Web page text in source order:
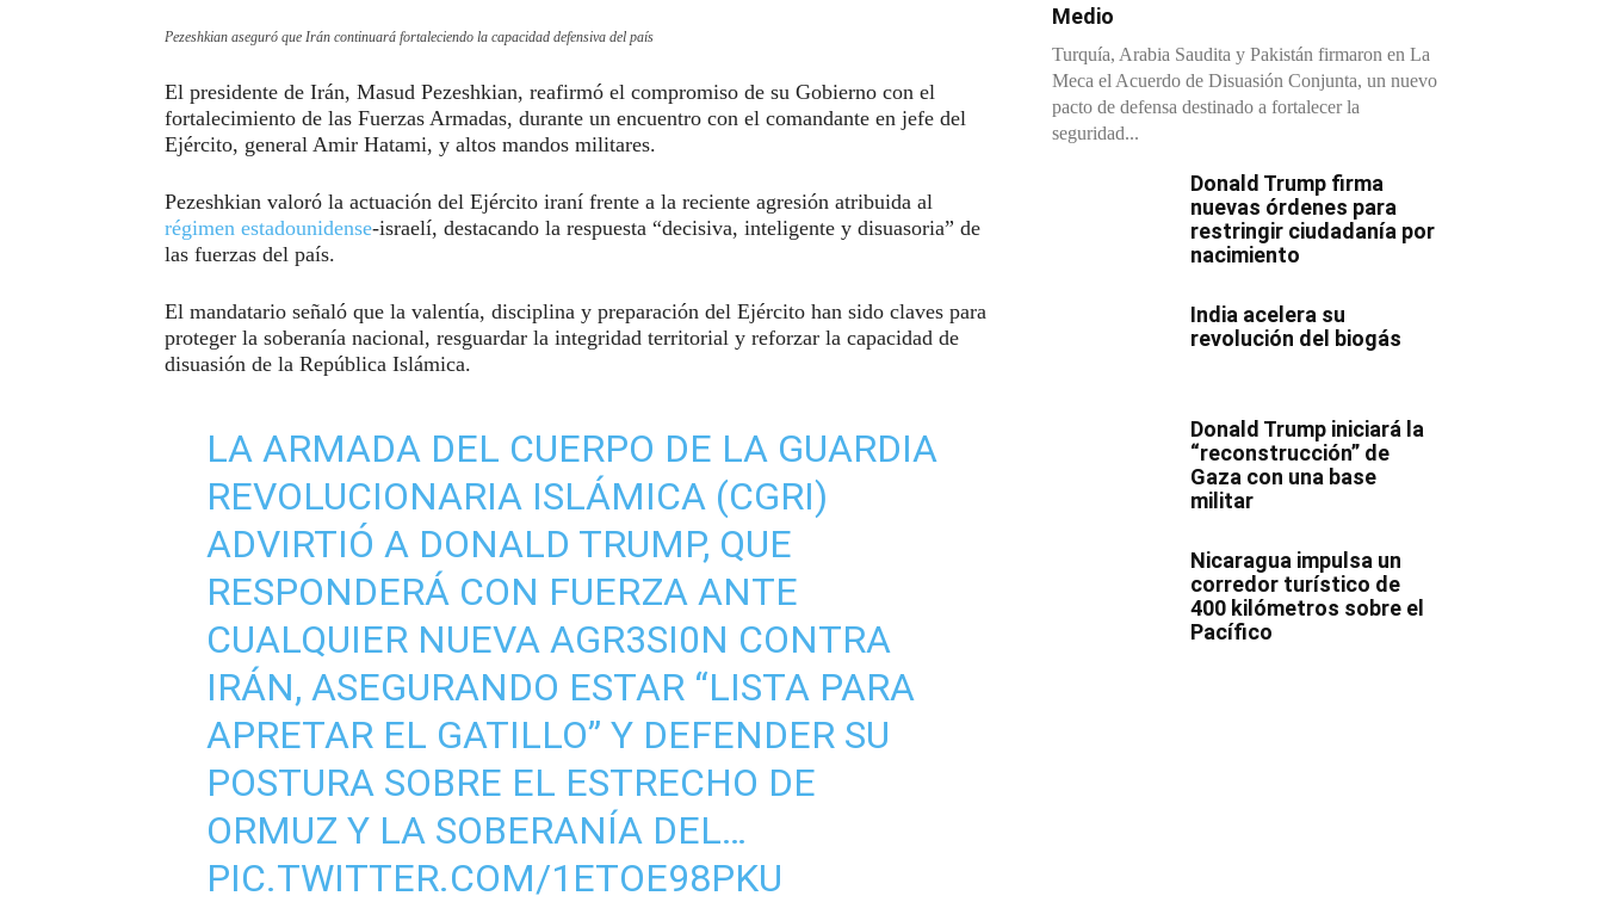
Pezeshkian aseguró que Irán continuará fortaleciendo la capacidad defensiva del país
El presidente de Irán, Masud Pezeshkian, reafirmó el compromiso de su Gobierno con el
fortalecimiento de las Fuerzas Armadas, durante un encuentro con el comandante en jefe del
Ejército, general Amir Hatami, y altos mandos militares.
Pezeshkian valoró la actuación del Ejército iraní frente a la reciente agresión atribuida al
régimen estadounidense-israelí, destacando la respuesta “decisiva, inteligente y disuasoria” de
las fuerzas del país.
El mandatario señaló que la valentía, disciplina y preparación del Ejército han sido claves para
proteger la soberanía nacional, resguardar la integridad territorial y reforzar la capacidad de
disuasión de la República Islámica.
LA ARMADA DEL CUERPO DE LA GUARDIA
REVOLUCIONARIA ISLÁMICA (CGRI)
ADVIRTIÓ A DONALD TRUMP, QUE
RESPONDERÁ CON FUERZA ANTE
CUALQUIER NUEVA AGR3SI0N CONTRA
IRÁN, ASEGURANDO ESTAR “LISTA PARA
APRETAR EL GATILLO” Y DEFENDER SU
POSTURA SOBRE EL ESTRECHO DE
ORMUZ Y LA SOBERANÍA DEL…
PIC.TWITTER.COM/1ETOE98PKU
Medio
Turquía, Arabia Saudita y Pakistán firmaron en La
Meca el Acuerdo de Disuasión Conjunta, un nuevo
pacto de defensa destinado a fortalecer la
seguridad...
Donald Trump firma
nuevas órdenes para
restringir ciudadanía por
nacimiento
India acelera su
revolución del biogás
Donald Trump iniciará la
“reconstrucción” de
Gaza con una base
militar
Nicaragua impulsa un
corredor turístico de
400 kilómetros sobre el
Pacífico